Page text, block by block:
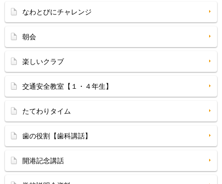
なわとびにチャレンジ
朝会
楽しいクラブ
交通安全教室【１・４年生】
たてわりタイム
歯の役割【歯科講話】
開港記念講話